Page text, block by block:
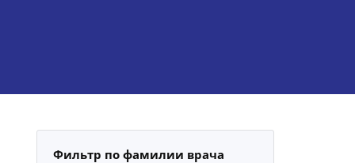
Фильтр по фамилии врача